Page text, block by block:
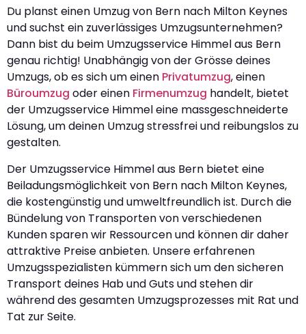
Du planst einen Umzug von Bern nach Milton Keynes
und suchst ein zuverlässiges Umzugsunternehmen?
Dann bist du beim Umzugsservice Himmel aus Bern
genau richtig! Unabhängig von der Grösse deines
Umzugs, ob es sich um einen Privatumzug, einen
Büroumzug oder einen Firmenumzug handelt, bietet
der Umzugsservice Himmel eine massgeschneiderte
Lösung, um deinen Umzug stressfrei und reibungslos zu
gestalten.
Der Umzugsservice Himmel aus Bern bietet eine
Beiladungsmöglichkeit von Bern nach Milton Keynes,
die kostengünstig und umweltfreundlich ist. Durch die
Bündelung von Transporten von verschiedenen
Kunden sparen wir Ressourcen und können dir daher
attraktive Preise anbieten. Unsere erfahrenen
Umzugsspezialisten kümmern sich um den sicheren
Transport deines Hab und Guts und stehen dir
während des gesamten Umzugsprozesses mit Rat und
Tat zur Seite.